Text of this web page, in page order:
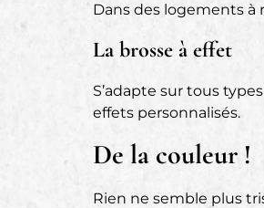
Dans des logements à
La brosse à effet
S’adapte sur tous
effets personnalisés.
De la couleur !
Rien ne semble plus